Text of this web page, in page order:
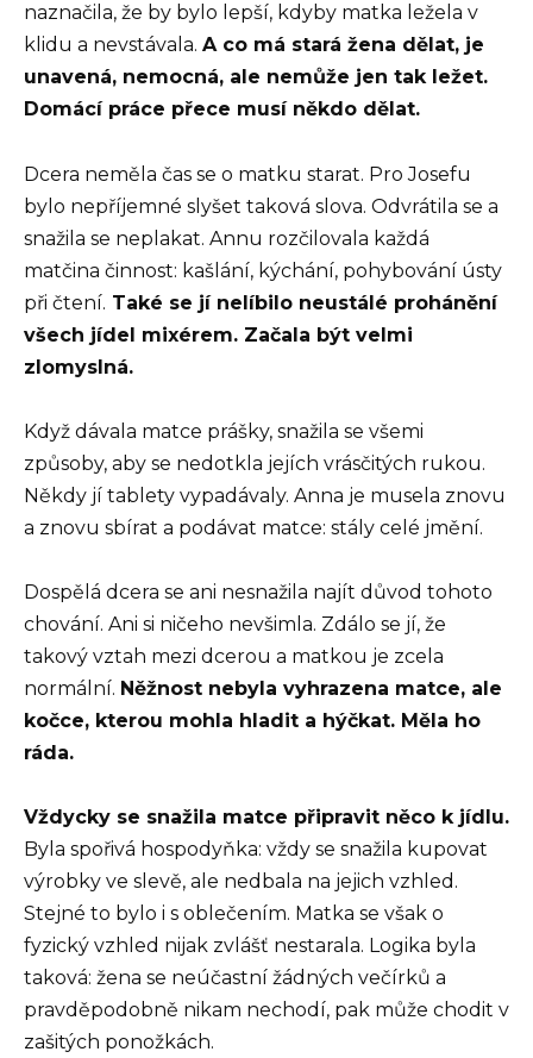
naznačila, že by bylo lepší, kdyby matka ležela v
klidu a nevstávala. A co má stará žena dělat, je
unavená, nemocná, ale nemůže jen tak ležet.
Domácí práce přece musí někdo dělat.
Dcera neměla čas se o matku starat. Pro Josefu
bylo nepříjemné slyšet taková slova. Odvrátila se a
snažila se neplakat. Annu rozčilovala každá
matčina činnost: kašlání, kýchání, pohybování ústy
při čtení. Také se jí nelíbilo neustálé prohánění
všech jídel mixérem. Začala být velmi
zlomyslná.
Když dávala matce prášky, snažila se všemi
způsoby, aby se nedotkla jejích vrásčitých rukou.
Někdy jí tablety vypadávaly. Anna je musela znovu
a znovu sbírat a podávat matce: stály celé jmění.
Dospělá dcera se ani nesnažila najít důvod tohoto
chování. Ani si ničeho nevšimla. Zdálo se jí, že
takový vztah mezi dcerou a matkou je zcela
normální. Něžnost nebyla vyhrazena matce, ale
kočce, kterou mohla hladit a hýčkat. Měla ho
ráda.
Vždycky se snažila matce připravit něco k jídlu.
Byla spořivá hospodyňka: vždy se snažila kupovat
výrobky ve slevě, ale nedbala na jejich vzhled.
Stejné to bylo i s oblečením. Matka se však o
fyzický vzhled nijak zvlášť nestarala. Logika byla
taková: žena se neúčastní žádných večírků a
pravděpodobně nikam nechodí, pak může chodit v
zašitých ponožkách.